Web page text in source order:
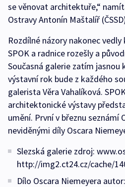
se věnovat architektuře,“
Ostravy Antonín Maštalíř
Rozdílné názory nakonec
SPOK a radnice rozešly a
Současná galerie zatím jasnou
výstavní rok bude z každého
galerista Věra Vahalíková.
architektonické výstavy
umění. První v březnu seznámí
neviděnými díly Oscara
Slezská galerie zdroj:
http://img2.ct24.cz/cache/
Dílo Oscara Niemeyera